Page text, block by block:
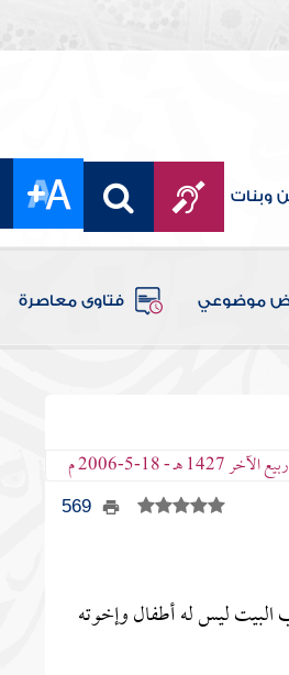
وبنات
موضوعي فتاوى معاصرة
569
البيت ليس له أطفال وإخوته